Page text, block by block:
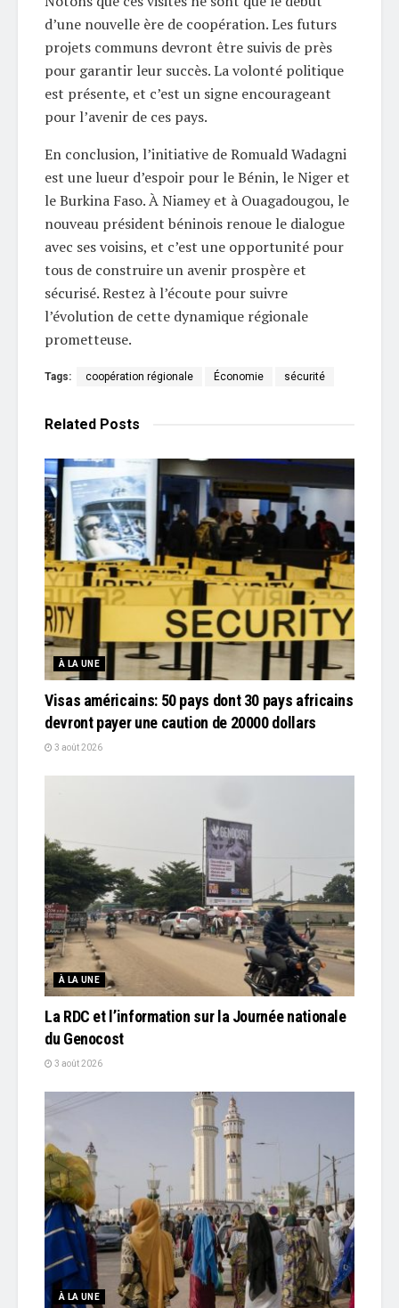
d’une nouvelle ère de coopération. Les futurs
projets communs devront être suivis de près
pour garantir leur succès. La volonté politique
est présente, et c’est un signe encourageant
pour l’avenir de ces pays.
En conclusion, l’initiative de Romuald Wadagni
est une lueur d’espoir pour le Bénin, le Niger et
le Burkina Faso. À Niamey et à Ouagadougou, le
nouveau président béninois renoue le dialogue
avec ses voisins, et c’est une opportunité pour
tous de construire un avenir prospère et
sécurisé. Restez à l’écoute pour suivre
l’évolution de cette dynamique régionale
prometteuse.
Tags: coopération régionale Économie sécurité
Related Posts
À LA UNE
Visas américains: 50 pays dont 30 pays africains
devront payer une caution de 20000 dollars
3 août 2026
À LA UNE
La RDC et l’information sur la Journée nationale
du Genocost
3 août 2026
À LA UNE